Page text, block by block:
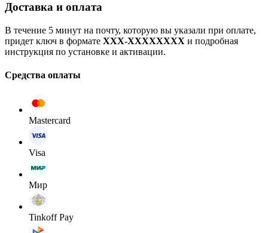
Доставка и оплата
В течение 5 минут на почту, которую вы указали при оплате,
придет ключ в формате XXX-XXXXXXXX и подробная
инструкция по установке и активации.
Средства оплаты
Mastercard
Visa
Мир
Tinkoff Pay